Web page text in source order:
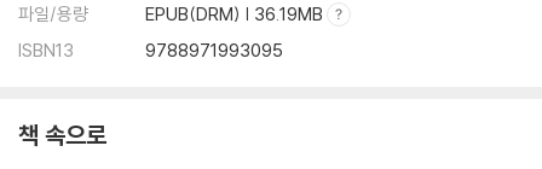
파일/용량
EPUB(DRM) | 36.19MB
ISBN13
9788971993095
책 속으로